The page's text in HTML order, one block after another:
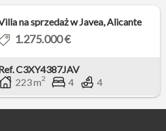
na sprzedaż w Javea, Alicante
1.275.000 €
C3XY4387JAV
223 m2 4 4